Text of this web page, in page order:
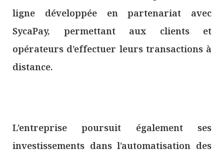
ligne développée en partenariat avec
SycaPay, permettant aux clients et
opérateurs d’effectuer leurs transactions à
distance.
L’entreprise poursuit également ses
investissements dans l’automatisation des